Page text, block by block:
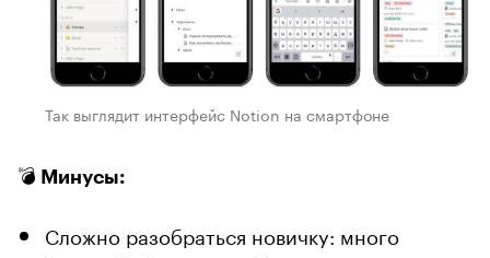
Так выглядит интерфейс Notion на смартфоне
💣 Минусы:
Сложно разобраться новичку: много